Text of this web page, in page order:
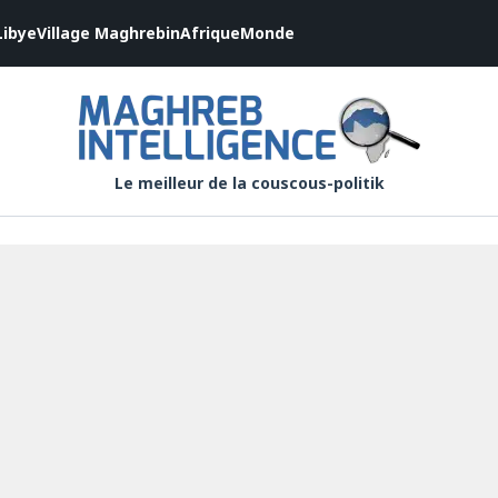
Village MaghrebinAfriqueMonde
Le meilleur de la couscous-politik